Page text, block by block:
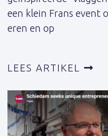
een klein Frans event
eren en op
LEES ARTIKEL